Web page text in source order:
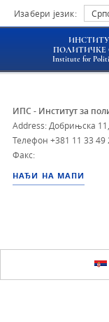
Изабери језик:
ПОЛИТИЧКЕ
Institute for
ИПС - Институт за
Address: Добрињска
Телефон +381 11 33 49
Факс:
НАЂИ НА МАПИ